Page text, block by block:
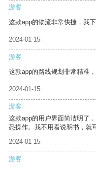
游客
这款app的物流非常快捷，我
2024-01-15
游客
这款app的路线规划非常精准
2024-01-15
游客
这款app的用户界面简洁明了
悉操作。我不用看说明书，就
2024-01-15
游客